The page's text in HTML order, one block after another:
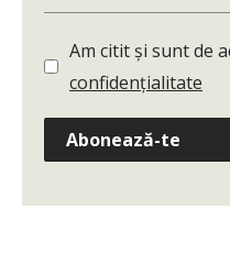
Am citit și sunt de
confidențialitate
Abonează-te